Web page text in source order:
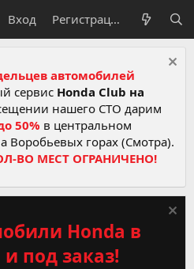
Вход Регистрация
автомобилей
сервис Honda Club на
нашего СТО дарим
50% в центральном
Воробьевых горах (Смотра).
ВО МЕСТ ОГРАНИЧЕНО!
Honda в
под заказ!